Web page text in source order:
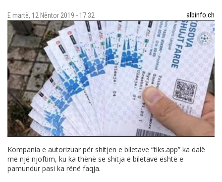
E martë, 12 Nëntor 2019 - 17:32 albinfo.ch
Kompania e autorizuar për shitjen e biletave “tiks.app” ka dalë
me një njoftim, ku ka thënë se shitja e biletave është e
pamundur pasi ka rënë faqja.